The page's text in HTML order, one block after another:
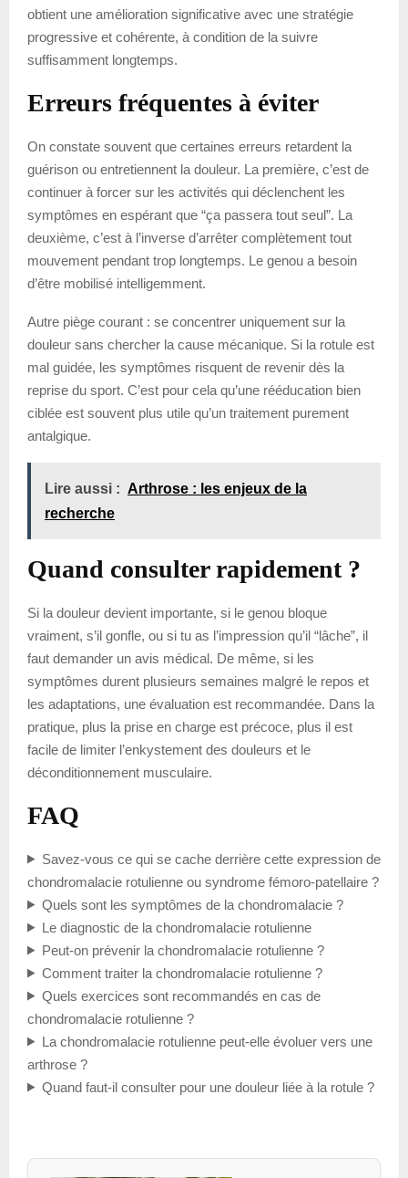
obtient une amélioration significative avec une stratégie
progressive et cohérente, à condition de la suivre
suffisamment longtemps.
Erreurs fréquentes à éviter
On constate souvent que certaines erreurs retardent la
guérison ou entretiennent la douleur. La première, c’est de
continuer à forcer sur les activités qui déclenchent les
symptômes en espérant que “ça passera tout seul”. La
deuxième, c’est à l’inverse d’arrêter complètement tout
mouvement pendant trop longtemps. Le genou a besoin
d’être mobilisé intelligemment.
Autre piège courant : se concentrer uniquement sur la
douleur sans chercher la cause mécanique. Si la rotule est
mal guidée, les symptômes risquent de revenir dès la
reprise du sport. C’est pour cela qu’une rééducation bien
ciblée est souvent plus utile qu’un traitement purement
antalgique.
Lire aussi : Arthrose : les enjeux de la
recherche
Quand consulter rapidement ?
Si la douleur devient importante, si le genou bloque
vraiment, s’il gonfle, ou si tu as l’impression qu’il “lâche”, il
faut demander un avis médical. De même, si les
symptômes durent plusieurs semaines malgré le repos et
les adaptations, une évaluation est recommandée. Dans la
pratique, plus la prise en charge est précoce, plus il est
facile de limiter l’enkystement des douleurs et le
déconditionnement musculaire.
FAQ
Savez-vous ce qui se cache derrière cette expression de
chondromalacie rotulienne ou syndrome fémoro-patellaire ?
Quels sont les symptômes de la chondromalacie ?
Le diagnostic de la chondromalacie rotulienne
Peut-on prévenir la chondromalacie rotulienne ?
Comment traiter la chondromalacie rotulienne ?
Quels exercices sont recommandés en cas de
chondromalacie rotulienne ?
La chondromalacie rotulienne peut-elle évoluer vers une
arthrose ?
Quand faut-il consulter pour une douleur liée à la rotule ?